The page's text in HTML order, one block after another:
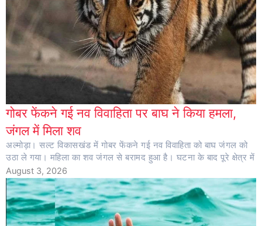
गोबर फेंकने गई नव विवाहिता पर बाघ ने किया हमला,
जंगल में मिला शव
अल्मोड़ा। सल्ट विकासखंड में गोबर फेंकने गई नव विवाहिता को बाघ जंगल को
उठा ले गया। महिला का शव जंगल से बरामद हुआ है। घटना के बाद पूरे क्षेत्र में
August 3, 2026